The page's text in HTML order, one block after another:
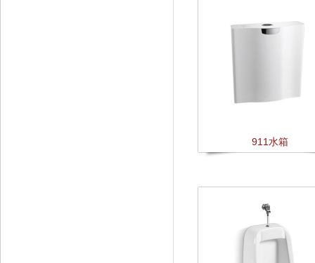
911水箱